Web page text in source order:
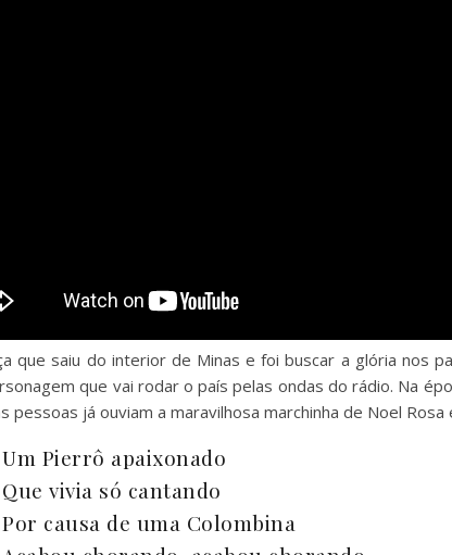
que saiu do interior de Minas e foi buscar a glória nos
que vai rodar o país pelas ondas do rádio. Na
pessoas já ouviam a maravilhosa marchinha de Noel
Um Pierrô apaixonado
Que vivia só cantando
Por causa de uma Colombina